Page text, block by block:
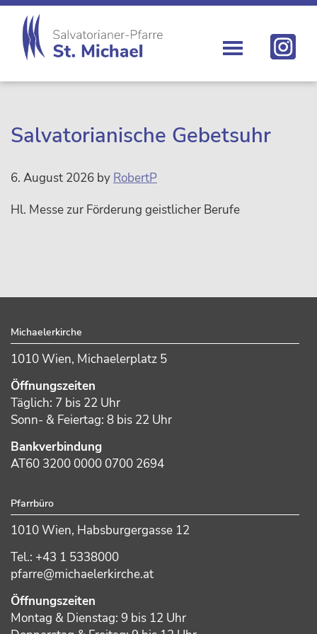
Zur
Hauptnavigation
springen
Skip
main
content
Zur
Hauptsidebar
springen
Zur
Fußzeile
springen
Michael
Michaelerkirche
Wiens
Salvatorianische Gebetsuhr
6. August 2026 by RobertP
Hl. Messe zur Förderung geistlicher Berufe
Michaelerkirche
1010 Wien, Michaelerplatz 5
Öffnungszeiten
Täglich: 7 bis 22 Uhr
Sonn- & Feiertag: 8 bis 22 Uhr
Bankverbindung
AT60 3200 0000 0700 2694
Pfarrbüro
1010 Wien, Habsburgergasse 12
Tel.: +43 1 5338000
pfarre@michaelerkirche.at
Öffnungszeiten
Montag & Dienstag: 9 bis 12 Uhr